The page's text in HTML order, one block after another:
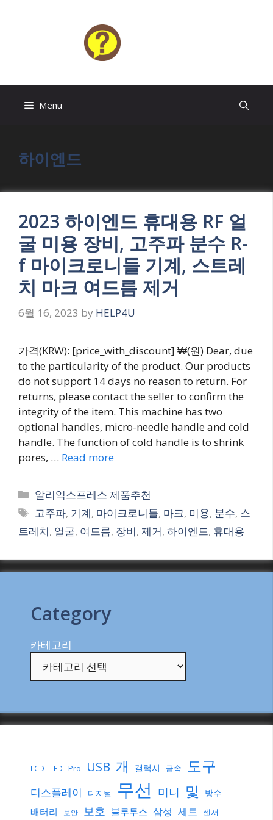
Menu
하이엔드
2023 하이엔드 휴대용 RF 얼
굴 미용 장비, 고주파 분수 R-
f 마이크로니들 기계, 스트레
치 마크 여드름 제거
6월 16, 2023 by HELP4U
가격(KRW): [price_with_discount] ₩(원) Dear, due
to the particularity of the product. Our products
do not support 14 days no reason to return. For
returns, please contact the seller to confirm the
integrity of the item. This machine has two
optional handles, micro-needle handle and cold
handle. The function of cold handle is to shrink
pores, … Read more
Categories
알리익스프레스 제품추천
Tags
고주파, 기계, 마이크로니들, 마크, 미용, 분수, 스
트레치, 얼굴, 여드름, 장비, 제거, 하이엔드, 휴대용
Category
카테고리
LCD LED Pro USB 개 갤럭시 금속 도구
디스플레이 디지털 무선 미니 및 방수
배터리 보안 보호 블루투스 삼성 세트 센서